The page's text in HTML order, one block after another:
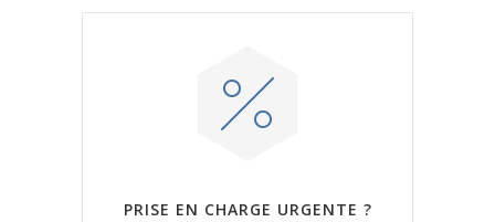
PRISE EN CHARGE URGENTE ?